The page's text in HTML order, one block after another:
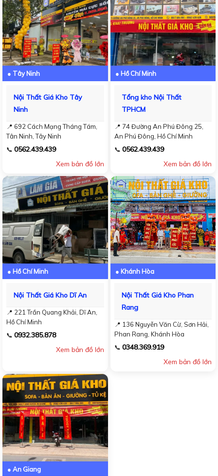
● Tây Ninh
Nội Thất Giá Kho Tây
Ninh
📍 692 Cách Mạng Tháng Tám,
Tân Ninh, Tây Ninh
📞 0562.439.439
Xem bản đồ lớn
● Hồ Chí Minh
Tổng kho Nội Thất
TPHCM
📍 74 Đường An Phú Đông 25,
An Phú Đông, Hồ Chí Minh
📞 0562.439.439
Xem bản đồ lớn
● Hồ Chí Minh
Nội Thất Giá Kho Dĩ An
📍 221 Trần Quang Khải, Dĩ An,
Hồ Chí Minh
📞 0932.385.878
Xem bản đồ lớn
● Khánh Hòa
Nội Thất Giá Kho Phan
Rang
📍 136 Nguyễn Văn Cừ, Sơn Hải,
Phan Rang, Khánh Hòa
📞 0348.369.919
Xem bản đồ lớn
● An Giang